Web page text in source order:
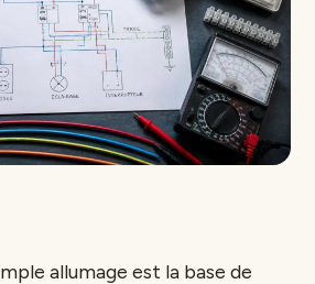
allumage est la base de